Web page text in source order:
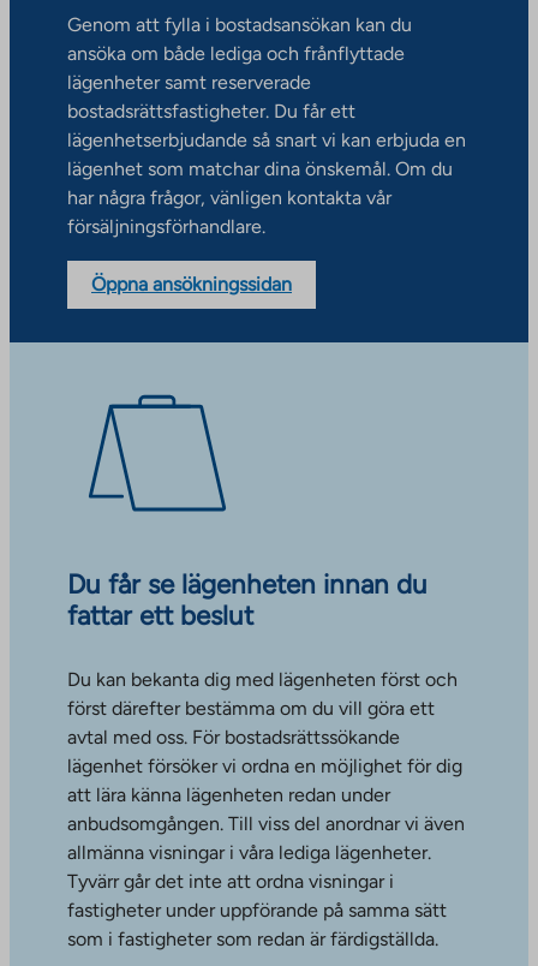
Genom att fylla i bostadsansökan kan du
ansöka om både lediga och frånflyttade
lägenheter samt reserverade
bostadsrättsfastigheter. Du får ett
lägenhetserbjudande så snart vi kan erbjuda en
lägenhet som matchar dina önskemål. Om du
har några frågor, vänligen kontakta vår
försäljningsförhandlare.
Öppna ansökningssidan
Du får se lägenheten innan du
fattar ett beslut
Du kan bekanta dig med lägenheten först och
först därefter bestämma om du vill göra ett
avtal med oss. För bostadsrättssökande
lägenhet försöker vi ordna en möjlighet för dig
att lära känna lägenheten redan under
anbudsomgången. Till viss del anordnar vi även
allmänna visningar i våra lediga lägenheter.
Tyvärr går det inte att ordna visningar i
fastigheter under uppförande på samma sätt
som i fastigheter som redan är färdigställda.